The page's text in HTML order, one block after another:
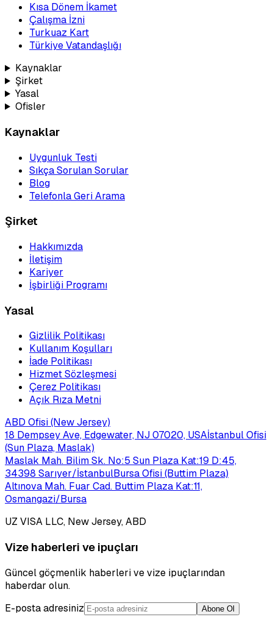
Kısa Dönem İkamet
Çalışma İzni
Turkuaz Kart
Türkiye Vatandaşlığı
Kaynaklar
Şirket
Yasal
Ofisler
Kaynaklar
Uygunluk Testi
Sıkça Sorulan Sorular
Blog
Telefonla Geri Arama
Şirket
Hakkımızda
İletişim
Kariyer
İşbirliği Programı
Yasal
Gizlilik Politikası
Kullanım Koşulları
İade Politikası
Hizmet Sözleşmesi
Çerez Politikası
Açık Rıza Metni
ABD Ofisi (New Jersey)
18 Dempsey Ave, Edgewater, NJ 07020, USAİstanbul Ofisi
(Sun Plaza, Maslak)
Maslak Mah. Bilim Sk. No:5 Sun Plaza Kat:19 D:45,
34398 Sarıyer/İstanbulBursa Ofisi (Buttim Plaza)
Altınova Mah. Fuar Cad. Buttim Plaza Kat:11,
Osmangazi/Bursa
UZ VISA LLC, New Jersey, ABD
Vize haberleri ve ipuçları
Güncel göçmenlik haberleri ve vize ipuçlarından
haberdar olun.
E-posta adresiniz
Abone Ol